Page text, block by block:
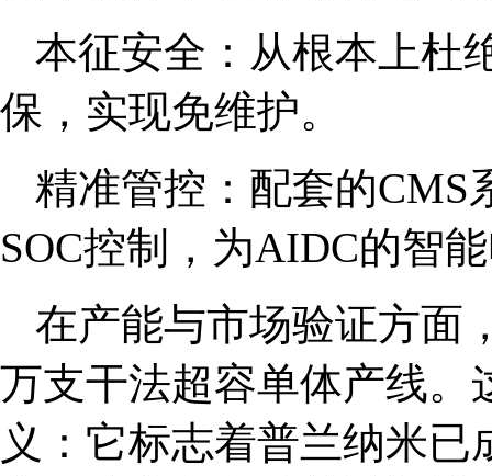
本征安全：从根本上杜
保，实现免维护。
精准管控：配套的CMS
SOC控制，为AIDC的智
在产能与市场验证方面
万支干法超容单体产线。
义：它标志着普兰纳米